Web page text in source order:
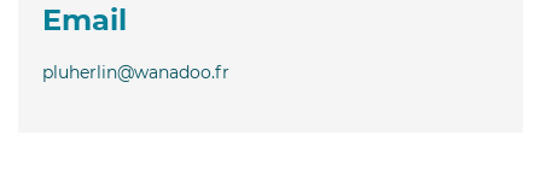
Email
pluherlin@wanadoo.fr